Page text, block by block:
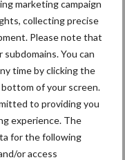
marketing campaign
collecting precise
Please note that
You can
time by clicking the
of your screen.
to providing you
experience. The
for the following
or access
Partner nieuws
blijft grillig:
houden